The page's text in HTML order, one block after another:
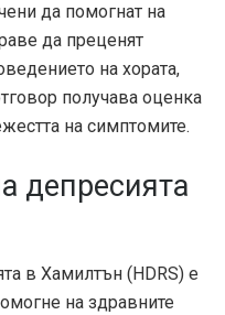
да помогнат на
да преценят
на хората,
получава оценка
на симптомите.
депресията
в Хамилтън (HDRS) е
на здравните